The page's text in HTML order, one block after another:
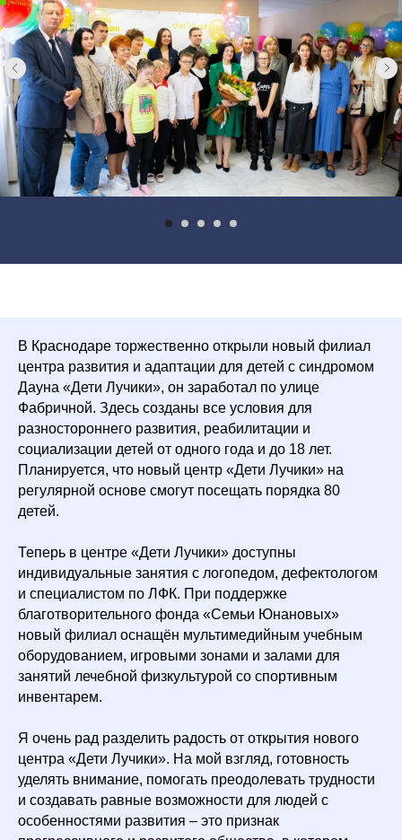
В Краснодаре торжественно открыли новый филиал
центра развития и адаптации для детей с синдромом
Дауна «Дети Лучики», он заработал по улице
Фабричной. Здесь созданы все условия для
разностороннего развития, реабилитации и
социализации детей от одного года и до 18 лет.
Планируется, что новый центр «Дети Лучики» на
регулярной основе смогут посещать порядка 80
детей.
Теперь в центре «Дети Лучики» доступны
индивидуальные занятия с логопедом, дефектологом
и специалистом по ЛФК. При поддержке
благотворительного фонда «Семьи Юнановых»
новый филиал оснащён мультимедийным учебным
оборудованием, игровыми зонами и залами для
занятий лечебной физкультурой со спортивным
инвентарем.
Я очень рад разделить радость от открытия нового
центра «Дети Лучики». На мой взгляд, готовность
уделять внимание, помогать преодолевать трудности
и создавать равные возможности для людей с
особенностями развития – это признак